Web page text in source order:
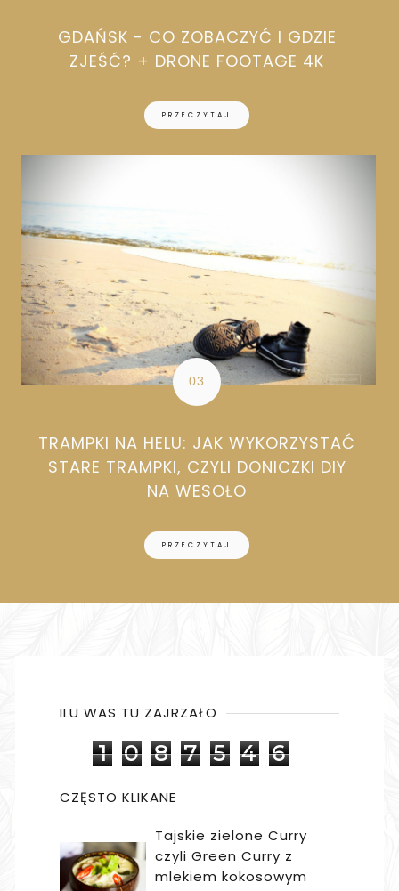
GDAŃSK - CO ZOBACZYĆ I GDZIE
ZJEŚĆ? + DRONE FOOTAGE 4K
PRZECZYTAJ
TRAMPKI NA HELU: JAK WYKORZYSTAĆ
STARE TRAMPKI, CZYLI DONICZKI DIY
NA WESOŁO
PRZECZYTAJ
ILU WAS TU ZAJRZAŁO
1 0 8 7 5 4 6
CZĘSTO KLIKANE
Tajskie zielone Curry
czyli Green Curry z
mlekiem kokosowym